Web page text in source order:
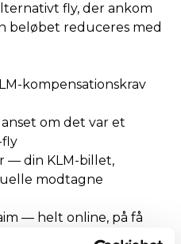
fly, der ankom
beløbet reduceres med
kompensationskrav
om det var et
fly
— din KLM-billet,
modtagne
— helt online, på få